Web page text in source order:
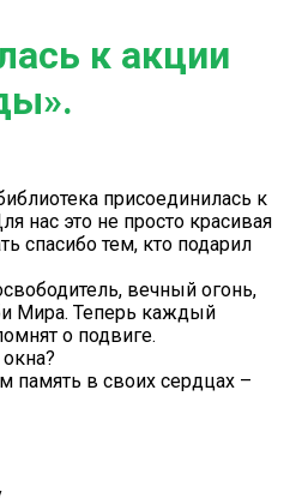
к акции
присоединилась к
нас это не просто красивая
спасибо тем, кто подарил
вечный огонь,
Мира. Теперь каждый
о подвиге.
память в своих сердцах –